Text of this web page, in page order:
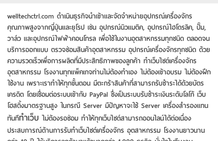
welltechctrl.com ดำเนินธุรกิจนำเข้าและจัดจำหน่ายอุปกรณ์เครื่องจักร
คุณภาพสูงจากญี่ปุ่นและยุโรป เช่น อุปกรณ์นิวแมติค, อุปกรณ์ไฮโดรลิค, ปั๊ม,
วาล์ว และอุปกรณ์ไฟฟ้าคอนโทรล เพื่อใช้ในงานอุตสาหกรรมทุกชนิด ตลอดจน
บริการออกแบบ ตรวจซ่อมสินค้าอุตสาหกรรม อุปกรณ์เครื่องจักรทุกชนิด ด้วย
ความรวดเร็วเพื่อการผลิตที่มีประสิทธิภาพของลูกค้า ทําเว็บไซต์เครื่องจักร
อุตสาหกรรม โรงงานทุกแพ็คเกจท่านไม่ต้องทำเอง ไม่ต้องเข้าอบรม ไม่ต้องฝึก
ใช้งาน เพราะเราทําให้ทุกขั้นตอน มีตะกร้าสินค้าที่สามารถรับชำระได้ด้วยบัตร
เครดิต โดยเชื่อมต่อระบบเข้ากับ PayPal ซึ่งเป็นระบบรับชำระเงินระดับโลโก้ เว็บ
โฮสติ้งมาตรฐานสูง ในกรณี Server มีปัญหาจะใช้ Server เครื่องสำรองแทน
ทันทีทําเว็บ ไม่ต้องรอซ่อม ทำให้ทุกเว็บไซต์สามารถออนไลน์ได้ต่อเนื่อง
ประสบการณ์ด้านการรับทําเว็บไซต์เครื่องจักร อุตสาหกรรม โรงงานยาวนาน